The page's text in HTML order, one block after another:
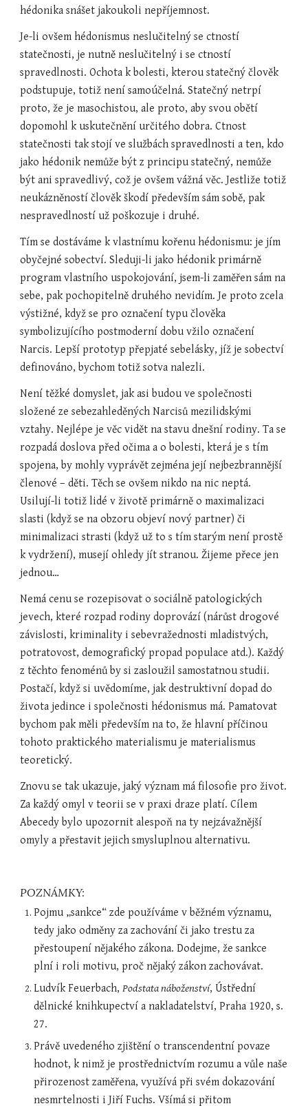
hédonika snášet jakoukoli nepříjemnost.
Je-li ovšem hédonismus neslučitelný se ctností
statečnosti, je nutně neslučitelný i se ctností
spravedlnosti. Ochota k bolesti, kterou statečný člověk
podstupuje, totiž není samoúčelná. Statečný netrpí
proto, že je masochistou, ale proto, aby svou obětí
dopomohl k uskutečnění určitého dobra. Ctnost
statečnosti tak stojí ve službách spravedlnosti a ten, kdo
jako hédonik nemůže být z principu statečný, nemůže
být ani spravedlivý, což je ovšem vážná věc. Jestliže totiž
neukázněností člověk škodí především sám sobě, pak
nespravedlností už poškozuje i druhé.
Tím se dostáváme k vlastnímu kořenu hédonismu: je jím
obyčejné sobectví. Sleduji-li jako hédonik primárně
program vlastního uspokojování, jsem-li zaměřen sám na
sebe, pak pochopitelně druhého nevidím. Je proto zcela
výstižné, když se pro označení typu člověka
symbolizujícího postmoderní dobu vžilo označení
Narcis. Lepší prototyp přepjaté sebelásky, jíž je sobectví
definováno, bychom totiž sotva nalezli.
Není těžké domyslet, jak asi budou ve společnosti
složené ze sebezahleděných Narcisů mezilidskými
vztahy. Nejlépe je věc vidět na stavu dnešní rodiny. Ta se
rozpadá doslova před očima a o bolesti, která je s tím
spojena, by mohly vyprávět zejména její nejbezbrannější
členové – děti. Těch se ovšem nikdo na nic neptá.
Usilují-li totiž lidé v životě primárně o maximalizaci
slasti (když se na obzoru objeví nový partner) či
minimalizaci strasti (když už to s tím starým není prostě
k vydržení), musejí ohledy jít stranou. Žijeme přece jen
jednou…
Nemá cenu se rozepisovat o sociálně patologických
jevech, které rozpad rodiny doprovází (nárůst drogové
závislosti, kriminality i sebevražednosti mladistvých,
potratovost, demografický propad populace atd.). Každý
z těchto fenoménů by si zasloužil samostatnou studii.
Postačí, když si uvědomíme, jak destruktivní dopad do
života jedince i společnosti hédonismus má. Pamatovat
bychom pak měli především na to, že hlavní příčinou
tohoto praktického materialismu je materialismus
teoretický.
Znovu se tak ukazuje, jaký význam má filosofie pro život.
Za každý omyl v teorii se v praxi draze platí. Cílem
Abecedy bylo upozornit alespoň na ty nejzávažnější
omyly a přestavit jejich smysluplnou alternativu.
POZNÁMKY:
Pojmu „sankce“ zde používáme v běžném významu,
tedy jako odměny za zachování či jako trestu za
přestoupení nějakého zákona. Dodejme, že sankce
plní i roli motivu, proč nějaký zákon zachovávat.
Ludvík Feuerbach, Podstata náboženství, Ústřední
dělnické knihkupectví a nakladatelství, Praha 1920, s.
27.
Právě uvedeného zjištění o transcendentní povaze
hodnot, k nimž je prostřednictvím rozumu a vůle naše
přirozenost zaměřena, využívá při svém dokazování
nesmrtelnosti i Jiří Fuchs. Všímá si přitom